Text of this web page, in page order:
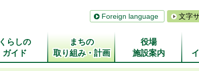
Foreign language 文字
くらしの
ガイド
まちの
取り組み・計画
役場
施設案内